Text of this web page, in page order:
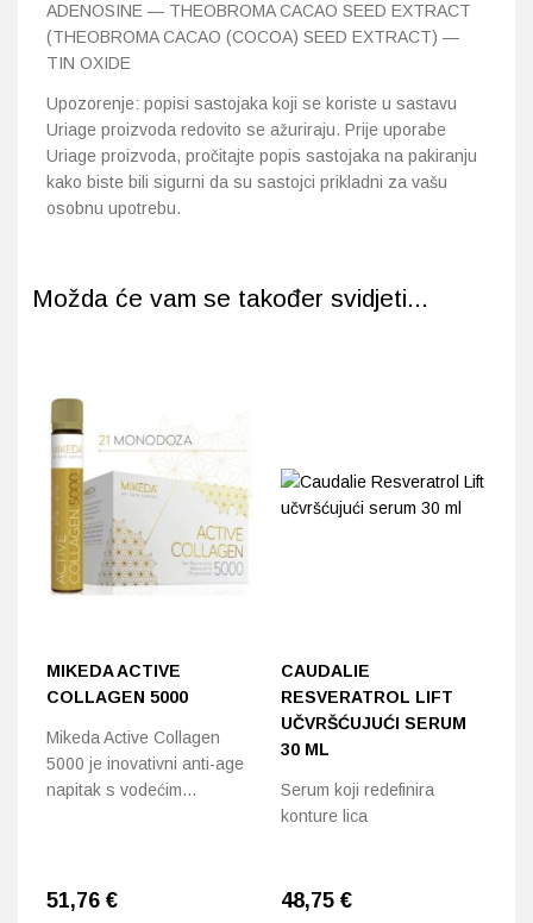
ADENOSINE — THEOBROMA CACAO SEED EXTRACT
(THEOBROMA CACAO (COCOA) SEED EXTRACT) —
TIN OXIDE
Upozorenje: popisi sastojaka koji se koriste u sastavu
Uriage proizvoda redovito se ažuriraju. Prije uporabe
Uriage proizvoda, pročitajte popis sastojaka na pakiranju
kako biste bili sigurni da su sastojci prikladni za vašu
osobnu upotrebu.
Možda će vam se također svidjeti...
MIKEDA ACTIVE
COLLAGEN 5000
Mikeda Active Collagen
5000 je inovativni anti-age
napitak s vodećim…
51,76 €
CAUDALIE
RESVERATROL LIFT
UČVRŠĆUJUĆI SERUM
30 ML
Serum koji redefinira
konture lica
48,75 €